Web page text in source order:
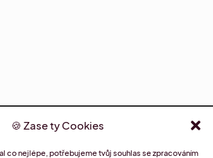
Zase ty Cookies
co nejlépe, potřebujeme tvůj souhlas se zpracováním